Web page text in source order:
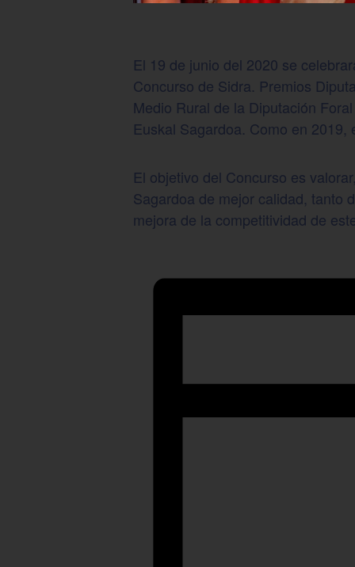
El 19 de junio del 2020 se
Concurso de Sidra. Premios
Medio Rural de la Diputación
Euskal Sagardoa. Como en
El objetivo del Concurso es
Sagardoa de mejor calidad, tanto
mejora de la competitividad de